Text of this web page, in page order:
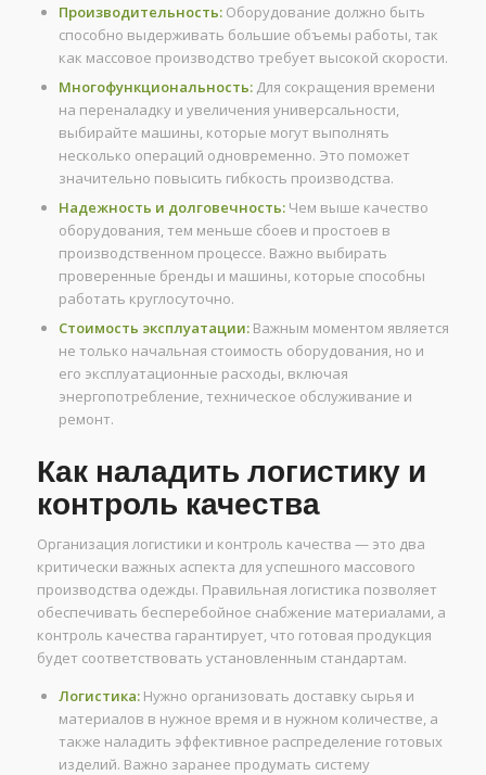
Производительность:Оборудование должно быть
способно выдерживать большие объемы работы, так
как массовое производство требует высокой скорости.
Многофункциональность:Для сокращения времени
на переналадку и увеличения универсальности,
выбирайте машины, которые могут выполнять
несколько операций одновременно. Это поможет
значительно повысить гибкость производства.
Надежность и долговечность:Чем выше качество
оборудования, тем меньше сбоев и простоев в
производственном процессе. Важно выбирать
проверенные бренды и машины, которые способны
работать круглосуточно.
Стоимость эксплуатации:Важным моментом является
не только начальная стоимость оборудования, но и
его эксплуатационные расходы, включая
энергопотребление, техническое обслуживание и
ремонт.
Как наладить логистику и
контроль качества
Организация логистики и контроль качества — это два
критически важных аспекта для успешного массового
производства одежды. Правильная логистика позволяет
обеспечивать бесперебойное снабжение материалами, а
контроль качества гарантирует, что готовая продукция
будет соответствовать установленным стандартам.
Логистика:Нужно организовать доставку сырья и
материалов в нужное время и в нужном количестве, а
также наладить эффективное распределение готовых
изделий. Важно заранее продумать систему